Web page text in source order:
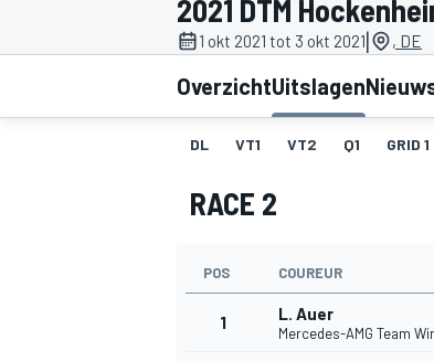
2021 DTM
1 okt 2021 tot 3 okt 2021| , DE
OverzichtUitslagen
DL VT1 VT2 Q1 GRID 1
RACE 2
POS COUREUR
1 L. Auer
Mercedes-AMG Team